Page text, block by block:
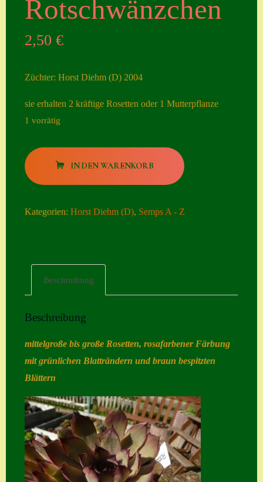
Seiten
ngen
Datenschutzerklä
rung
mit Semps
Kasse
Naturformen
S. x nixonii
Semps die ich
suche
Rotschwänzchen
2,50€
Züchter: Horst Diehm (D) 2004
sie erhalten 2 kräftige Rosetten oder 1 Mutterpflanze
1 vorrätig
Rotschwänzchen
Menge
IN DEN WARENKORB
Kategorien:Horst Diehm (D), Semps A - Z
Beschreibung
Beschreibung
mittelgroße bis große Rosetten, rosafarbener Färbung
mit grünlichen Blatträndern und braun bespitzten
Blättern